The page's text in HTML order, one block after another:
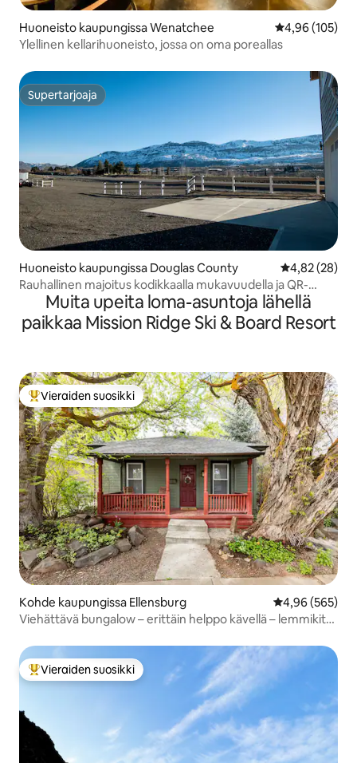
Huoneisto kaupungissa Wenatchee
4,96 (105)
Ylellinen kellarihuoneisto, jossa on oma poreallas
Supertarjoaja
Supertarjoaja
Huoneisto kaupungissa Douglas County
4,82 (28)
Rauhallinen majoitus kodikkaalla mukavuudella ja QR-
virtuaalisella retkellä!
Muita upeita loma-asuntoja lähellä
paikkaa Mission Ridge Ski & Board Resort
Vieraiden suosikkien parhaimmistoa
Vieraiden suosikki
Kohde kaupungissa Ellensburg
4,96 (565)
Viehättävä bungalow – erittäin helppo kävellä – lemmikit
Vieraiden suosikkien parhaimmistoa
Vieraiden suosikki